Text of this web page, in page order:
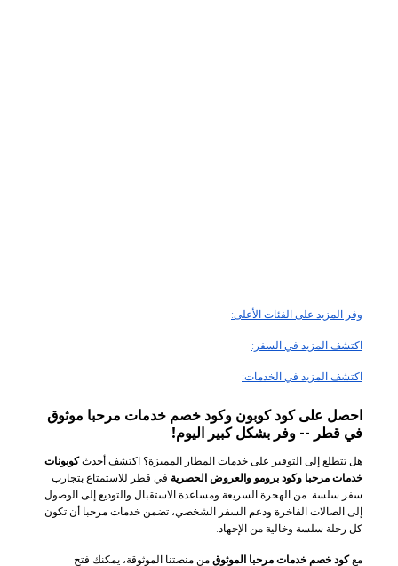
وفر المزيد على الفئات الأعلى:
اكتشف المزيد في السفر:
اكتشف المزيد في الخدمات:
احصل على كود كوبون وكود خصم خدمات مرحبا موثوق
في قطر -- وفر بشكل كبير اليوم!
هل تتطلع إلى التوفير على خدمات المطار المميزة؟ اكتشف أحدثكوبونات
خدمات مرحبا وكود برومو والعروض الحصرية في قطر للاستمتاع بتجارب
سفر سلسة. من الهجرة السريعة ومساعدة الاستقبال والتوديع إلى الوصول
إلى الصالات الفاخرة ودعم السفر الشخصي، تضمن خدمات مرحبا أن تكون
كل رحلة سلسة وخالية من الإجهاد.
معكود خصم خدمات مرحبا الموثوق من منصتنا الموثوقة، يمكنك فتح